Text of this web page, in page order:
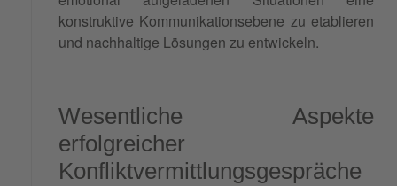
konstruktive Kommunikationsebene zu etablieren
und nachhaltige Lösungen zu entwickeln.
Wesentliche Aspekte
erfolgreicher
Konfliktvermittlungsgespräche